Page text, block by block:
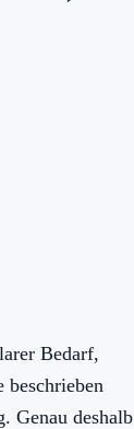
Bedarf,
beschrieben
Genau deshalb